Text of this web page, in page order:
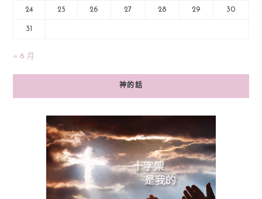
24 25 26 27 28 29 30
31
« 6 月
神的話